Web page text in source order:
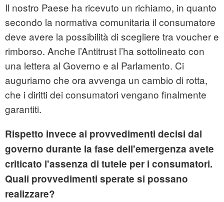
Il nostro Paese ha ricevuto un richiamo, in quanto
secondo la normativa comunitaria il consumatore
deve avere la possibilità di scegliere tra voucher e
rimborso. Anche l’Antitrust l’ha sottolineato con
una lettera al Governo e al Parlamento. Ci
auguriamo che ora avvenga un cambio di rotta,
che i diritti dei consumatori vengano finalmente
garantiti.
Rispetto invece ai provvedimenti decisi dal
governo durante la fase dell'emergenza avete
criticato l'assenza di tutele per i consumatori.
Quali provvedimenti sperate si possano
realizzare?